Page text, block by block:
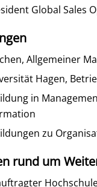
Global Sales
Allgemeiner
Hagen,
in
zu
rund um